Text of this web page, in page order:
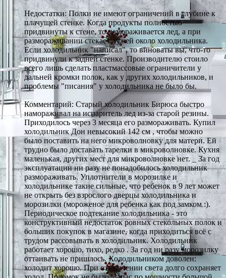
Недостатки: Полки не имеют ограничений в глубине к
плачущей стенке. Когда продукты полностью
придвинуты к стене, то намораживается лед, а при
размораживании стекает лужей около холодильника.
Если холодильник "написал", то виноваты вы, что-то
придвинули к задней стенке. Производителю стоило
всего лишь сделать пластмассовые ограничители у
дальней кромки полок, как у других холодильников, и
проблемы "писания" у холодильника не было бы.
Комментарий: Старый холодильник Бирюса быстро
намораживал на испаритель лед из-за старой резины.
Приходилось через 3 месяца его размораживать. Купил
холодильник Дон невысокий 142 см , чтобы можно
было поставить на него микроволновку для матери. Ей
трудно было доставать тарелки в микроволновке. Кухня
маленькая, других мест для микроволновке нет. _ За год
эксплуатации ни разу не понадобилось холодильник
размораживать. Уплотнители в морозилке и
холодильнике такие сильные, что ребенок в 9 лет может
не открыть без взрослого дверцы холодильника и
морозилки (мороженое для ребенка как под замком :).
Периодическое подтекание холодильника - это
конструктивный недостаток ровных стекольных полок и
больших покупок в магазине, когда приходиться всё с
трудом рассовывать в холодильник. Холодильник
работает хорошо, тихо, редко . За год ни разу морозилку
оттаивать не пришлось. Холодильником доволен:
холодит хорошо. При отключении света долго сохраняет